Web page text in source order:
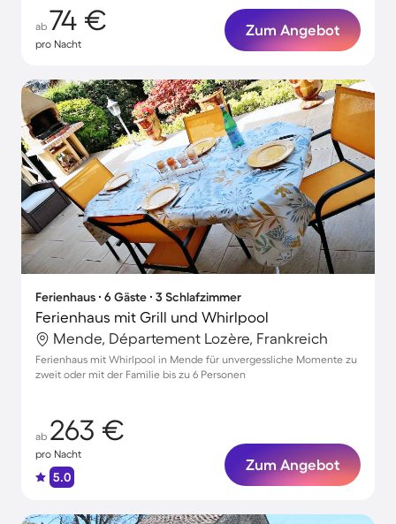
ab 74 €
pro Nacht
Zum Angebot
Ferienhaus ∙ 6 Gäste ∙ 3 Schlafzimmer
Ferienhaus mit Grill und Whirlpool
Mende, Département Lozère, Frankreich
Ferienhaus mit Whirlpool in Mende für unvergessliche Momente zu
zweit oder mit der Familie bis zu 6 Personen
ab 263 €
pro Nacht
5.0
Zum Angebot